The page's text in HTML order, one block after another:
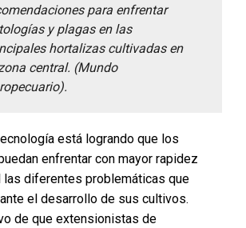
para enfrentar
y plagas en las
hortalizas cultivadas en
central. (Mundo
está logrando que los
enfrentar con mayor rapidez
diferentes problemáticas que
el desarrollo de sus cultivos.
de que extensionistas de